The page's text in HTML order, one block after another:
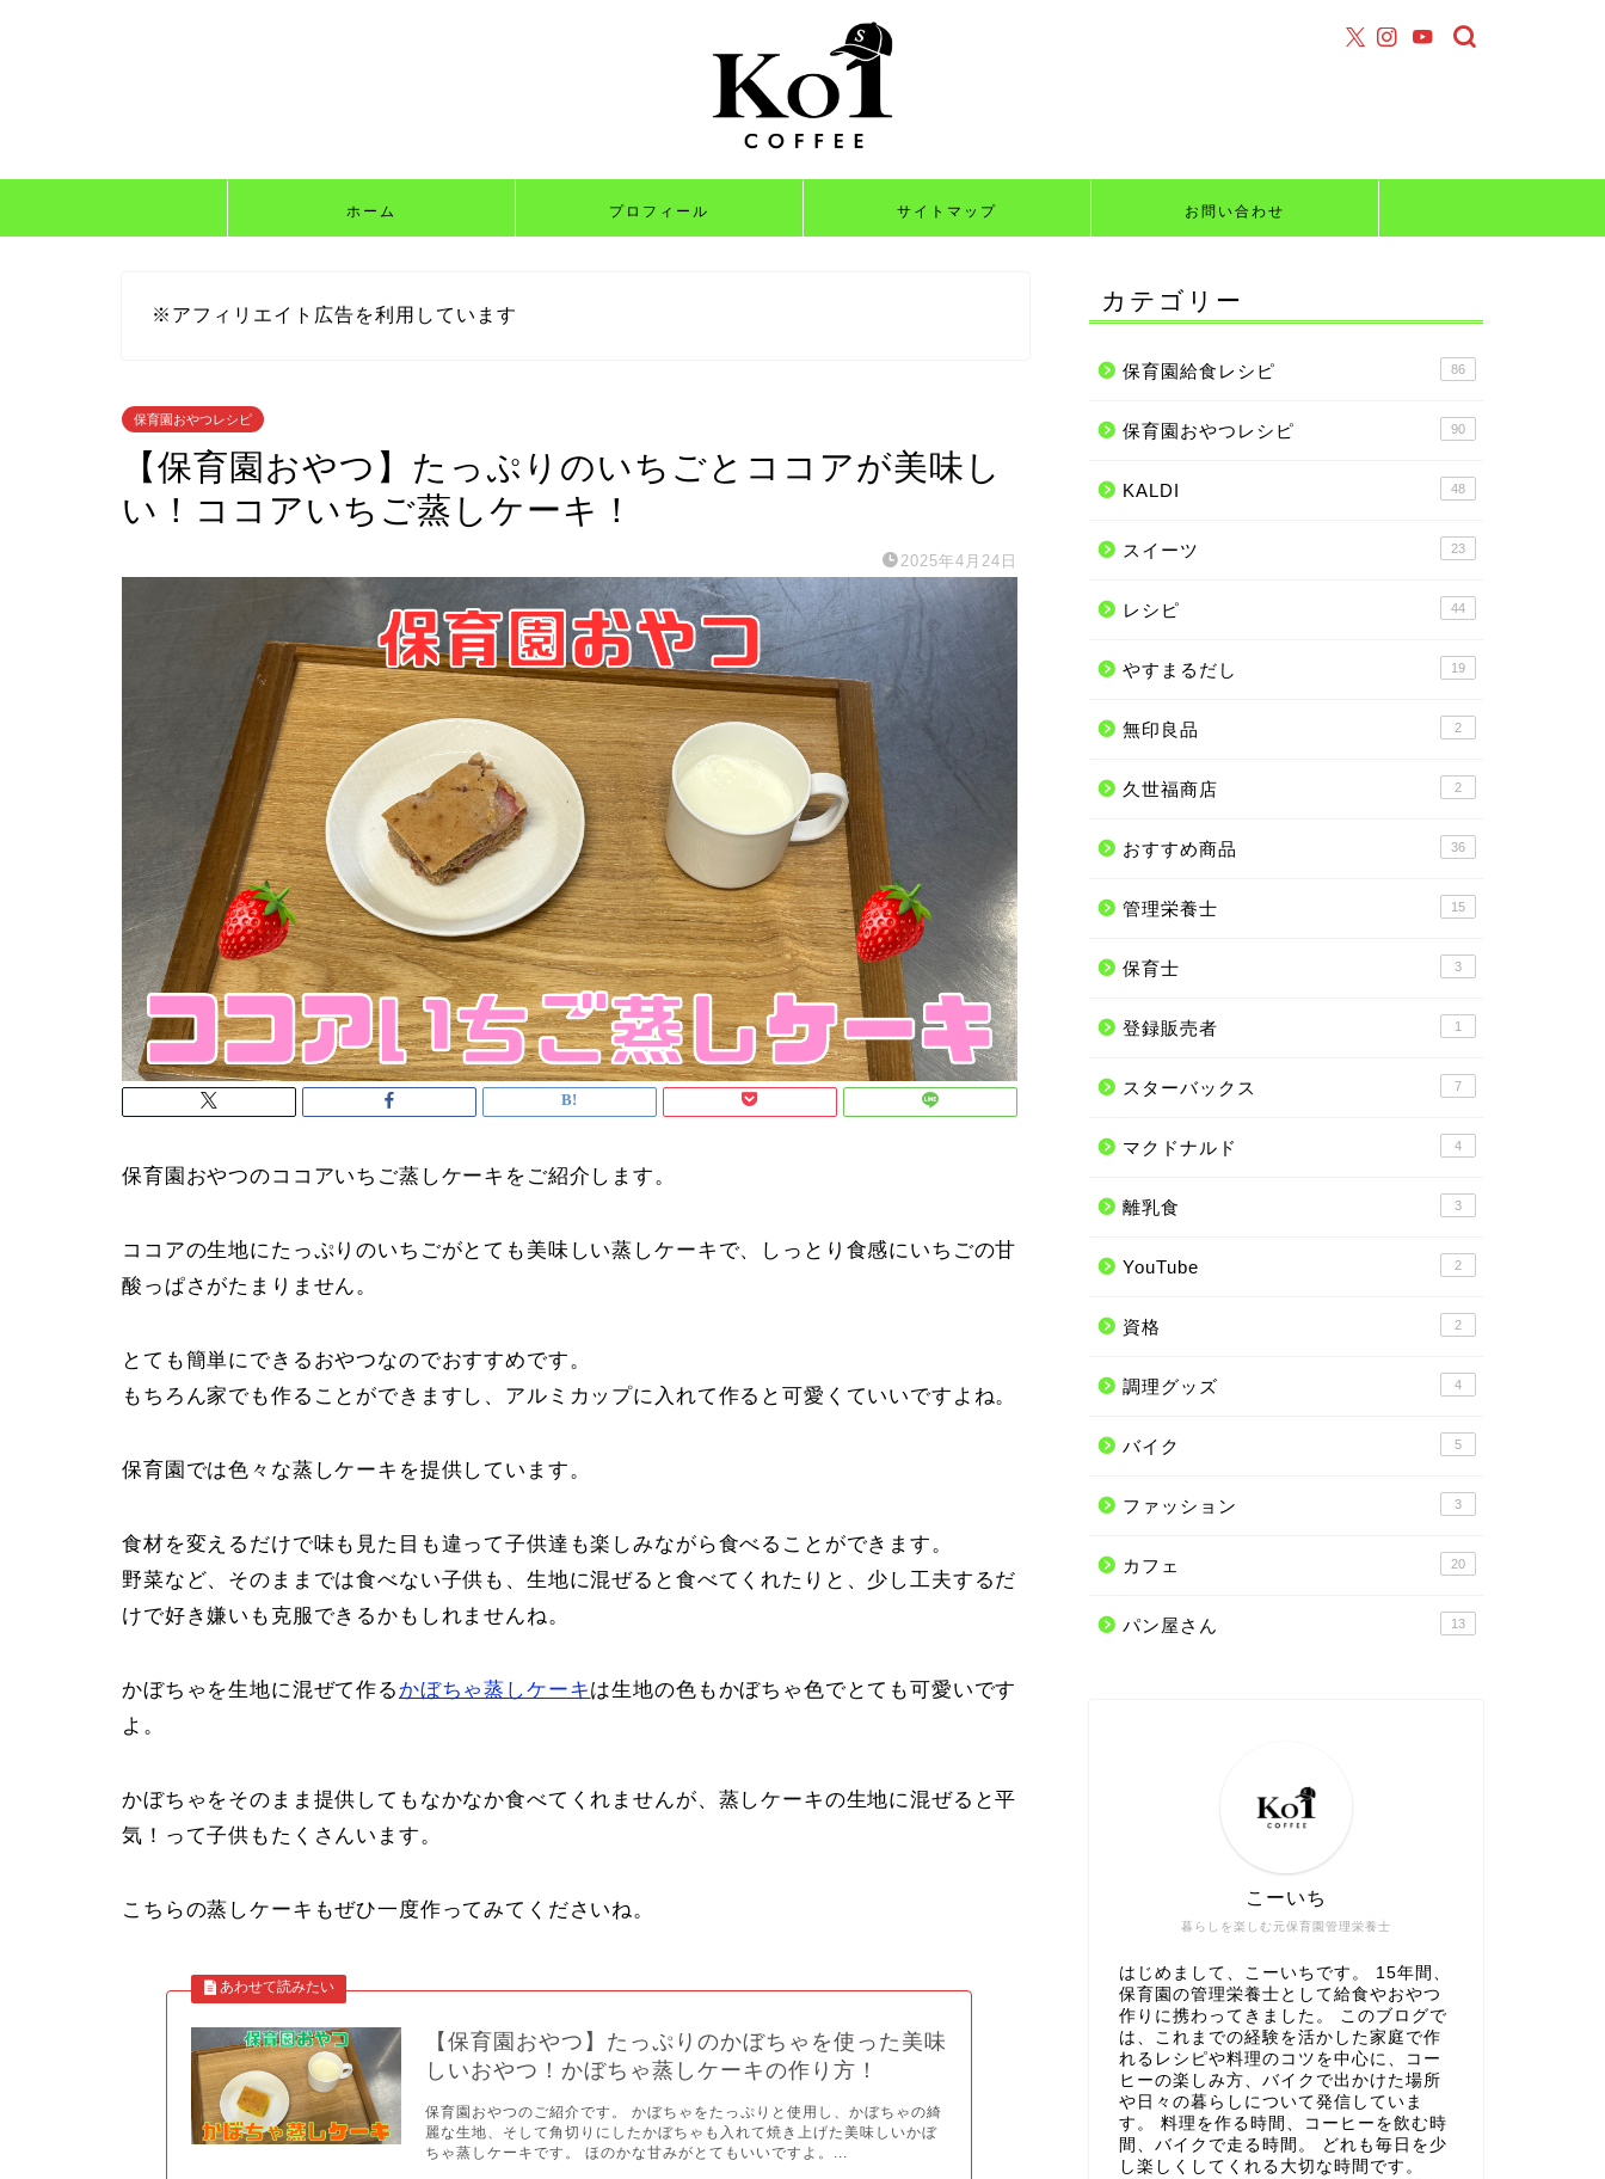
ホーム プロフィール サイトマップ お問い合わせ
※アフィリエイト広告を利用しています
保育園おやつレシピ
【保育園おやつ】たっぷりのいちごとココアが美味し
い！ココアいちご蒸しケーキ！
2025年4月24日
保育園おやつのココアいちご蒸しケーキをご紹介します。
ココアの生地にたっぷりのいちごがとても美味しい蒸しケーキで、しっとり食感にいちごの甘
酸っぱさがたまりません。
とても簡単にできるおやつなのでおすすめです。
もちろん家でも作ることができますし、アルミカップに入れて作ると可愛くていいですよね。
保育園では色々な蒸しケーキを提供しています。
食材を変えるだけで味も見た目も違って子供達も楽しみながら食べることができます。
野菜など、そのままでは食べない子供も、生地に混ぜると食べてくれたりと、少し工夫するだ
けで好き嫌いも克服できるかもしれませんね。
かぼちゃを生地に混ぜて作る かぼちゃ蒸しケーキは生地の色もかぼちゃ色でとても可愛いです
よ。
かぼちゃをそのまま提供してもなかなか食べてくれませんが、蒸しケーキの生地に混ぜると平
気！って子供もたくさんいます。
こちらの蒸しケーキもぜひ一度作ってみてくださいね。
【保育園おやつ】たっぷりのかぼちゃを使った美味
しいおやつ！かぼちゃ蒸しケーキの作り方！
保育園おやつのご紹介です。 かぼちゃをたっぷりと使用し、かぼちゃの綺
麗な生地、そして角切りにしたかぼちゃも入れて焼き上げた美味しいかぼ
ちゃ蒸しケーキです。 ほのかな甘みがとてもいいですよ。...
カテゴリー
保育園給食レシピ 86
保育園おやつレシピ 90
KALDI 48
スイーツ 23
レシピ 44
やすまるだし 19
無印良品 2
久世福商店 2
おすすめ商品 36
管理栄養士 15
保育士 3
登録販売者 1
スターバックス 7
マクドナルド 4
離乳食 3
YouTube 2
資格 2
調理グッズ 4
バイク 5
ファッション 3
カフェ 20
パン屋さん 13
暮らしを楽しむ元保育園管理栄養士
こーいち
はじめまして、こーいちです。 15年間、
保育園の管理栄養士として給食やおやつ
作りに携わってきました。 このブログで
は、これまでの経験を活かした家庭で作
れるレシピや料理のコツを中心に、コー
ヒーの楽しみ方、バイクで出かけた場所
や日々の暮らしについて発信していま
す。 料理を作る時間、コーヒーを飲む時
間、バイクで走る時間。 どれも毎日を少
し楽しくしてくれる大切な時間です。